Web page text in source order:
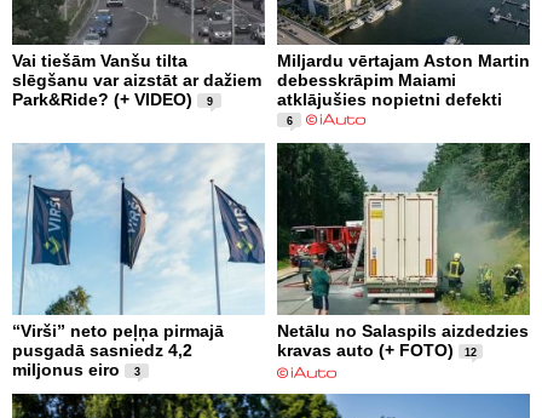
Vai tiešām Vanšu tilta
slēgšanu var aizstāt ar dažiem
Park&Ride? (+ VIDEO)
9
Miljardu vērtajam Aston Martin
debesskrāpim Maiami
atklājušies nopietni defekti
6
“Virši” neto peļņa pirmajā
pusgadā sasniedz 4,2
miljonus eiro
3
Netālu no Salaspils aizdedzies
kravas auto (+ FOTO)
12